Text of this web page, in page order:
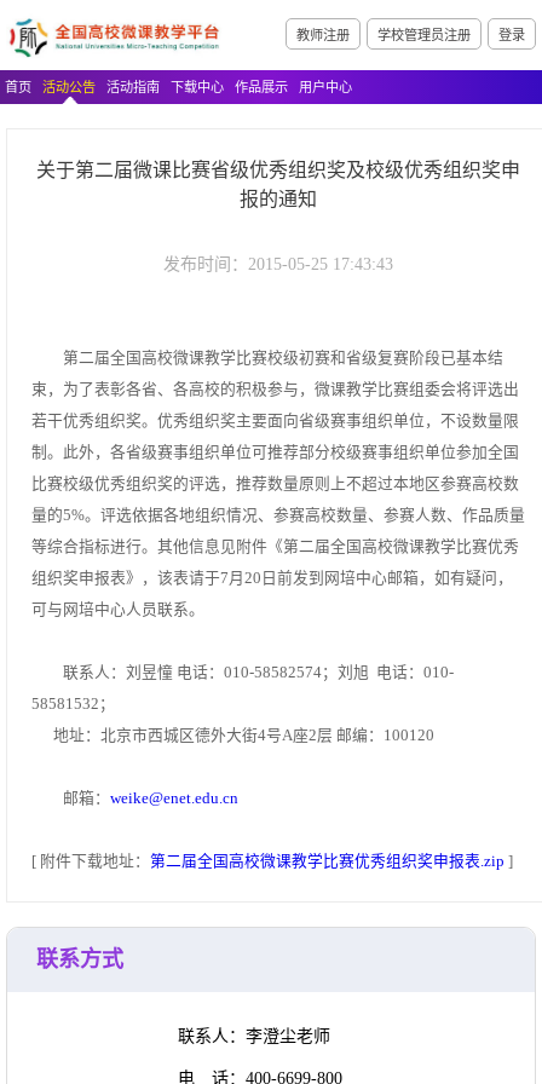
教师注册 学校管理员注册 登录
首页 活动公告 活动指南 下载中心 作品展示 用户中心
关于第二届微课比赛省级优秀组织奖及校级优秀组织奖申
报的通知
发布时间：2015-05-25 17:43:43
第二届全国高校微课教学比赛校级初赛和省级复赛阶段已基本结
束，为了表彰各省、各高校的积极参与，微课教学比赛组委会将评选出
若干优秀组织奖。优秀组织奖主要面向省级赛事组织单位，不设数量限
制。此外，各省级赛事组织单位可推荐部分校级赛事组织单位参加全国
比赛校级优秀组织奖的评选，推荐数量原则上不超过本地区参赛高校数
量的5%。评选依据各地组织情况、参赛高校数量、参赛人数、作品质量
等综合指标进行。其他信息见附件《第二届全国高校微课教学比赛优秀
组织奖申报表》，该表请于7月20日前发到网培中心邮箱，如有疑问，
可与网培中心人员联系。
联系人：刘昱憧 电话：010-58582574；刘旭 电话：010-
58581532；
地址：北京市西城区德外大街4号A座2层 邮编：100120
邮箱： weike@enet.edu.cn
[ 附件下载地址： 第二届全国高校微课教学比赛优秀组织奖申报表.zip ]
联系方式
联系人：李澄尘老师
电 话：400-6699-800